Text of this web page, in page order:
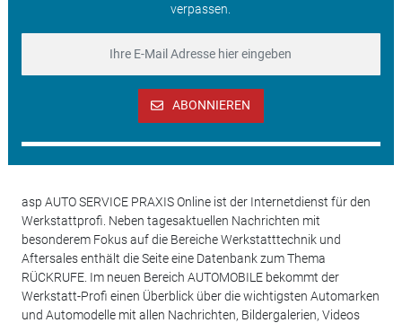
verpassen.
ABONNIEREN
asp AUTO SERVICE PRAXIS Online ist der Internetdienst für den
Werkstattprofi. Neben tagesaktuellen Nachrichten mit
besonderem Fokus auf die Bereiche Werkstatttechnik und
Aftersales enthält die Seite eine Datenbank zum Thema
RÜCKRUFE. Im neuen Bereich AUTOMOBILE bekommt der
Werkstatt-Profi einen Überblick über die wichtigsten Automarken
und Automodelle mit allen Nachrichten, Bildergalerien, Videos